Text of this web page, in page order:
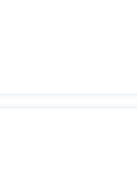
fast and
everyone
beautiful